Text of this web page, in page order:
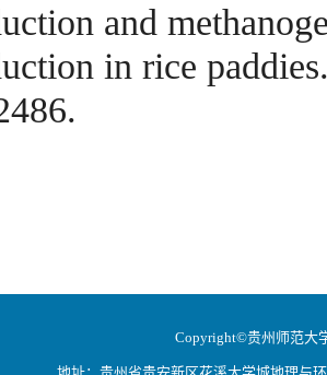
and
in rice paddies
.
Copyright©贵州师范大